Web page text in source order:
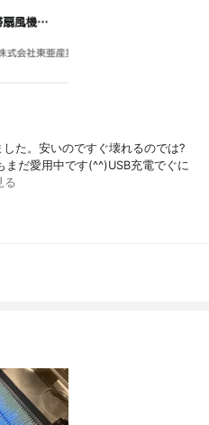
た。安いのですぐ壊れるのでは?
だ愛用中です(^^)USB充電でぐに
る